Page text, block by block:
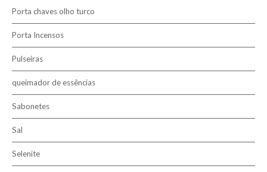
Porta chaves olho turco
Porta Incensos
Pulseiras
queimador de essências
Sabonetes
Sal
Selenite